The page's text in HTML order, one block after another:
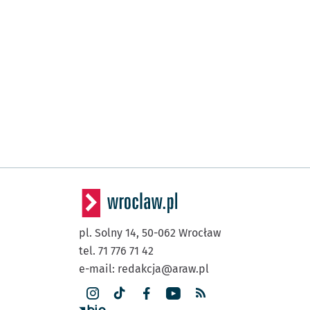
pl. Solny 14, 50-062 Wrocław
tel. 71 776 71 42
e-mail: redakcja@araw.pl